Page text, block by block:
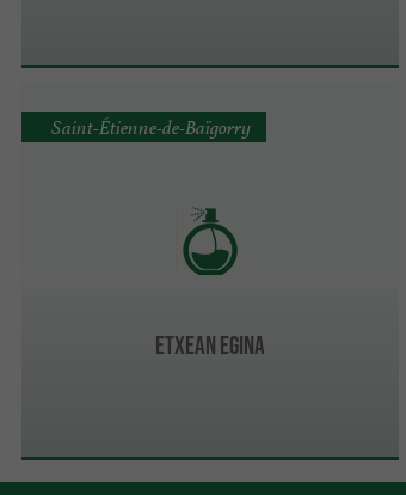
Etxean Egina
Saint-Étienne-de-Baïgorry